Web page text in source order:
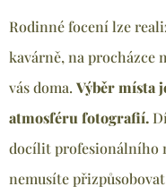
Rodinné focení lze
kavárně, na procházce
vás doma. Výběr místa
atmosféru fotografií.
docílit profesionálního
nemusíte